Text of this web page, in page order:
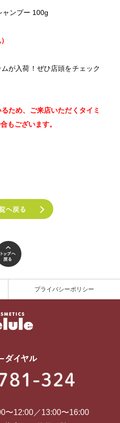
ャンプー 100g
が入荷！ぜひ店頭をチェック
ため、ご来店いただくタイミ
もございます。
プライバシーポリシー
〜12:00／13:00〜16:00